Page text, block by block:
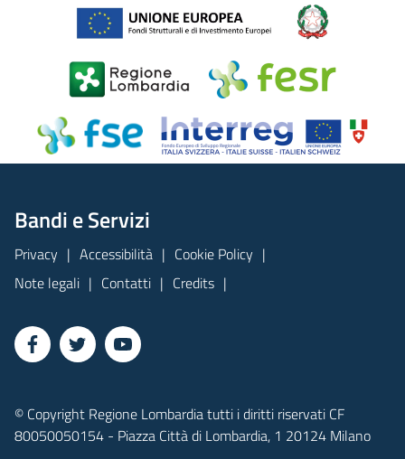
Bandi e Servizi
Privacy Accessibilità
Cookie Policy
Note legali
Contatti Credits
© Copyright Regione Lombardia tutti i diritti riservati CF
80050050154 - Piazza Città di Lombardia, 1 20124 Milano